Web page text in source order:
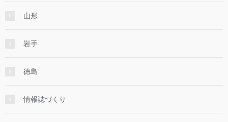
山形
岩手
徳島
情報誌づくり